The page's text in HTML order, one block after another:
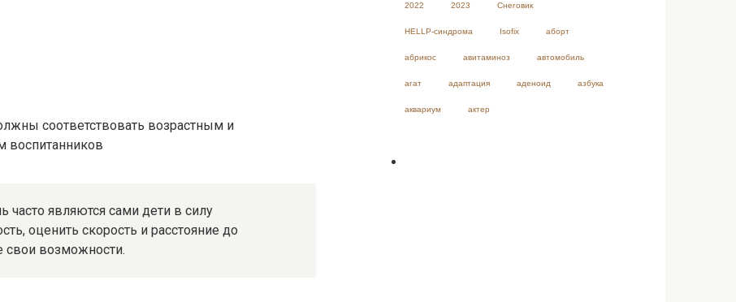
соответствовать возрастным и
воспитанников
часто являются сами дети в силу
оценить скорость и расстояние до
свои возможности.
2022 2023 Cнеговик
HELLP-синдрома Isofix аборт
абрикос авитаминоз автомобиль
агат адаптация аденоид азбука
аквариум актер